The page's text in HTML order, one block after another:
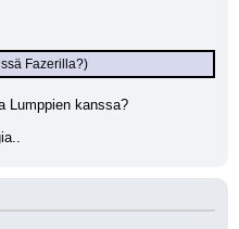
Fazerilla?)
Lumppien kanssa?